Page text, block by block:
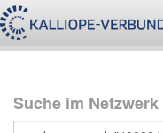
Suche im Netzwerk